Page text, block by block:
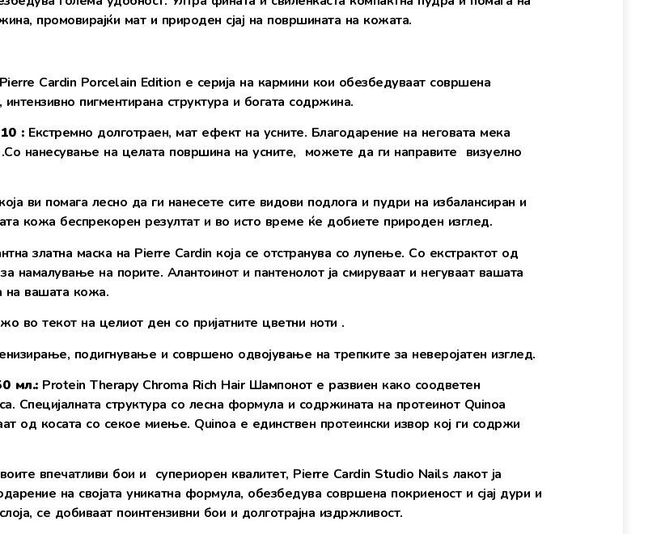
промовирајќи мат и природен сјај на површината на кожата.
Cardin Porcelain Edition е серија на кармини кои обезбедуваат совршена
пигментирана структура и богата содржина.
:Екстремно долготраен, мат ефект на усните. Благодарение на неговата мека
.Со нанесување на целата површина на усните, можете да ги направите визуелно
ви помага лесно да ги нанесете сите видови подлога и пудри на избалансиран и
кожа беспрекорен резултат и во исто време ќе добиете природен изглед.
златна маска на Pierre Cardin која се отстранува со лупење. Сo екстрактот од
намалување на порите. Алантоинот и пантенолот ја смируваат и негуваат вашата
на вашата кожа.
во текот на целиот ден со пријатните цветни ноти .
подигнување и совршено одвојување на трепките за неверојатен изглед.
мл.:Protein Therapy Chroma Rich Hair Шампонот е развиен како соодветен
Специјалната структура со лесна формула и содржината на протеинот Quinoa
од косата со секое миење. Quinoa е единствен протеински извор кој ги содржи
впечатливи бои и супериорен квалитет, Pierre Cardin Studio Nails лакот ја
на својата уникатна формула, обезбедува совршена покриеност и сјај дури и
се добиваат поинтензивни бои и долготрајна издржливост.